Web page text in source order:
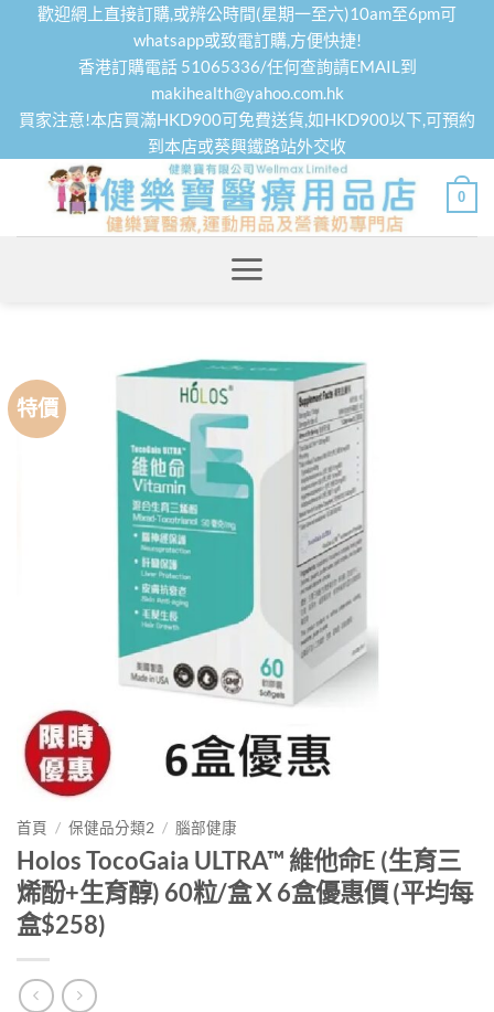
歡迎網上直接訂購,或辨公時間(星期一至六)10am至6pm可
whatsapp或致電訂購,方便快捷!
香港訂購電話 51065336/任何查詢請EMAIL到
makihealth@yahoo.com.hk
買家注意!本店買滿HKD900可免費送貨,如HKD900以下,可預約
到本店或葵興鐵路站外交收
0
特價
首頁 / 保健品分類2 / 腦部健康
Holos TocoGaia ULTRA™ 維他命E (生育三
烯酚+生育醇) 60粒/盒 X 6盒優惠價 (平均每
盒$258)